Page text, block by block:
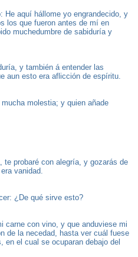
He aquí hállome yo engrandecido, y
los que fueron antes de mí en
muchedumbre de sabiduría y
y también á entender las
aun esto era aflicción de espíritu.
molestia; y quien añade
te probaré con alegría, y gozarás de
vanidad.
¿De qué sirve esto?
carne con vino, y que anduviese mi
de la necedad, hasta ver cuál fuese
en el cual se ocuparan debajo del